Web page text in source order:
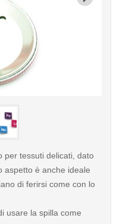
per tessuti delicati, dato
aspetto è anche ideale
di ferirsi come con lo
usare la spilla come